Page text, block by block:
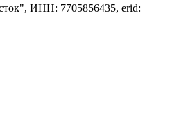
ИНН: 7705856435, erid: